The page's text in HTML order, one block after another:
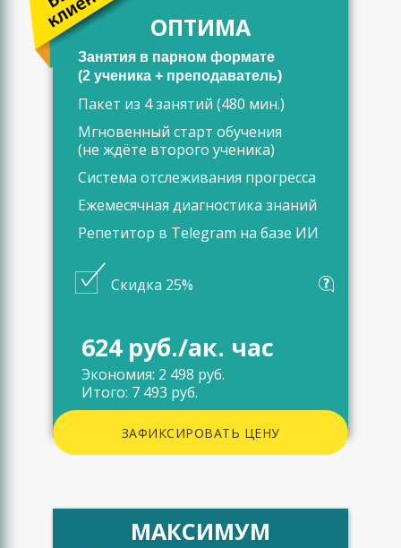
ОПТИМА
Занятия в парном формате
(2 ученика + преподаватель)
Пакет из 4 занятий (480 мин.)
Мгновенный старт обучения
(не ждёте второго ученика)
Система отслеживания прогресса
Ежемесячная диагностика знаний
Репетитор в Telegram на базе ИИ
Скидка 25%
624 руб./ак. час
Экономия: 2 498 руб.
Итого: 7 493 руб.
ЗАФИКСИРОВАТЬ ЦЕНУ
МАКСИМУМ